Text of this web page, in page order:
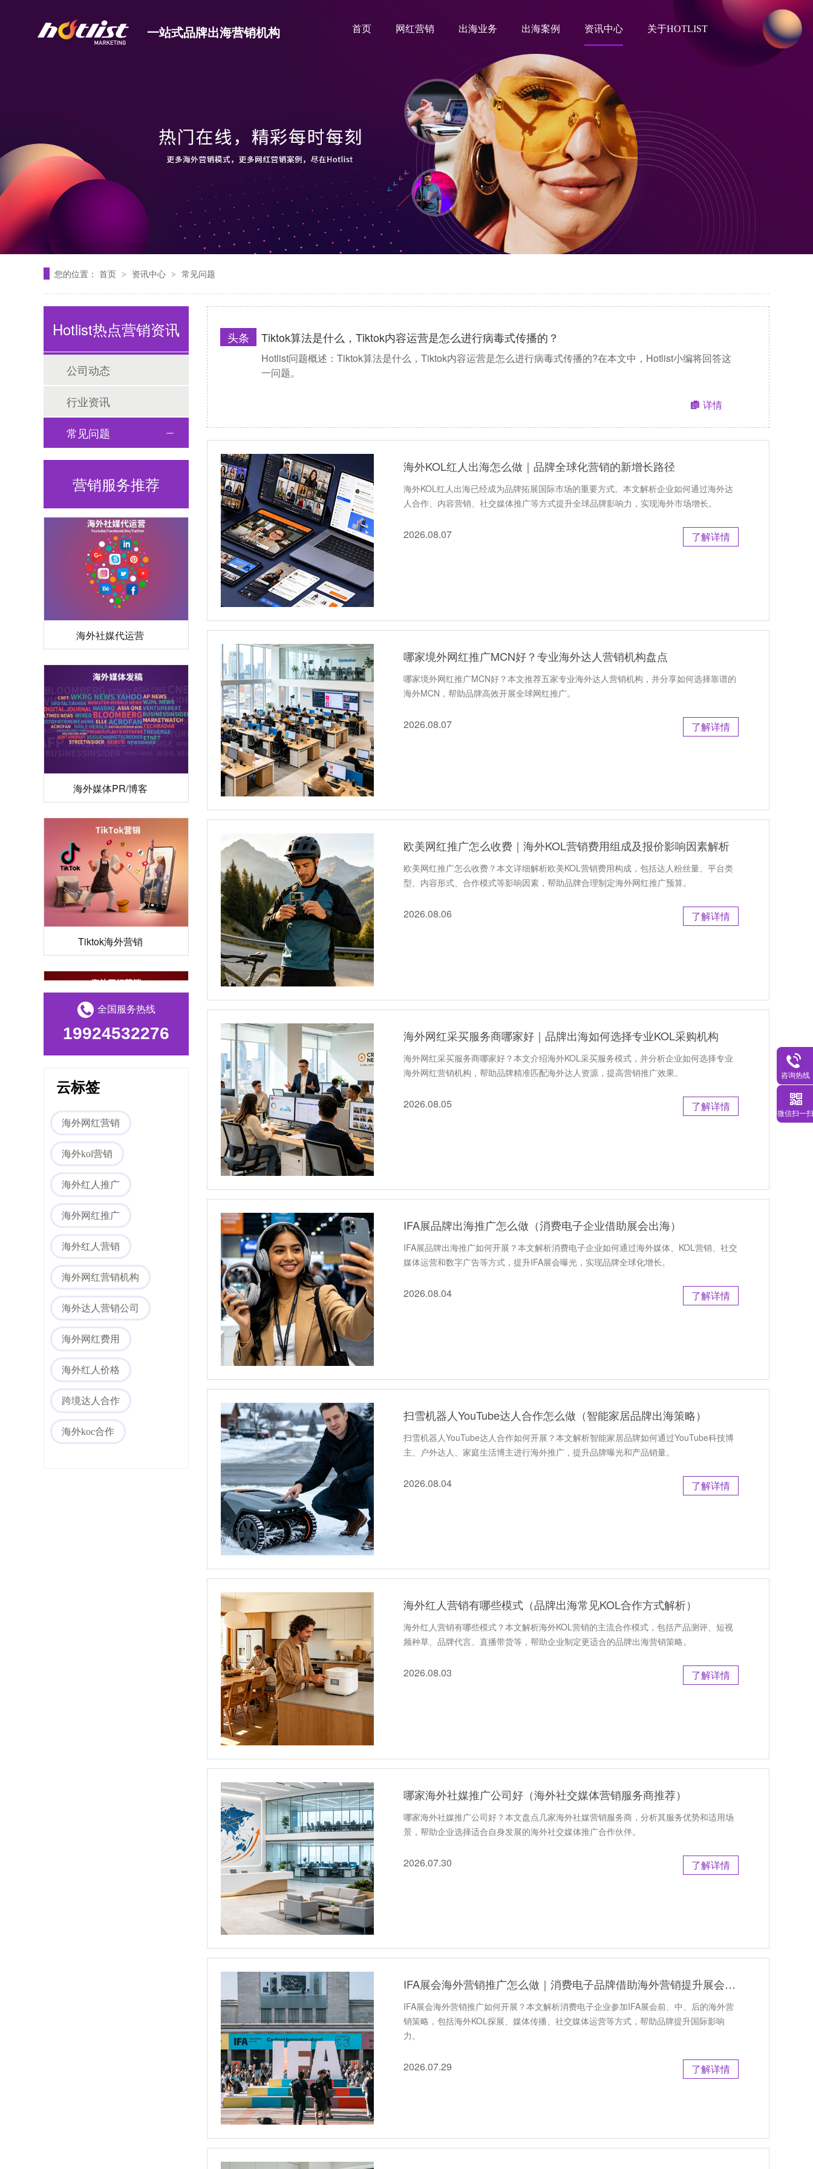
一站式品牌出海营销机构 首页 网红营销 出海业务 出海案例 资讯中心 关于HOTLIST
您的位置： 首页 > 资讯中心 > 常见问题
Tiktok算法是什么，Tiktok内容​运营是怎么进行病毒式传播的？
头条
Hotlist问题概述：Tiktok算法是什么，Tiktok内容运营是怎么进行病毒式传播的?在本文中，Hotlist小编将回答这
一问题。
详情
海外KOL红人出海怎么做｜品牌全球化营销的新增长路径
海外KOL红人出海已经成为品牌拓展国际市场的重要方式。本文解析企业如何通过海外达
人合作、内容营销、社交媒体推广等方式提升全球品牌影响力，实现海外市场增长。
2026.08.07 了解详情
哪家境外网红推广MCN好？专业海外达人营销机构盘点
哪家境外网红推广MCN好？本文推荐五家专业海外达人营销机构，并分享如何选择靠谱的
海外MCN，帮助品牌高效开展全球网红推广。
2026.08.07 了解详情
欧美网红推广怎么收费｜海外KOL营销费用组成及报价影响因素解析
欧美网红推广怎么收费？本文详细解析欧美KOL营销费用构成，包括达人粉丝量、平台类
型、内容形式、合作模式等影响因素，帮助品牌合理制定海外网红推广预算。
2026.08.06 了解详情
海外网红采买服务商哪家好｜品牌出海如何选择专业KOL采购机构
海外网红采买服务商哪家好？本文介绍海外KOL采买服务模式，并分析企业如何选择专业
海外网红营销机构，帮助品牌精准匹配海外达人资源，提高营销推广效果。
2026.08.05 了解详情
IFA展品牌出海推广怎么做（消费电子企业借助展会出海）
IFA展品牌出海推广如何开展？本文解析消费电子企业如何通过海外媒体、KOL营销、社交
媒体运营和数字广告等方式，提升IFA展会曝光，实现品牌全球化增长。
2026.08.04 了解详情
扫雪机器人YouTube达人合作怎么做（智能家居品牌出海策略）
扫雪机器人YouTube达人合作如何开展？本文解析智能家居品牌如何通过YouTube科技博
主、户外达人、家庭生活博主进行海外推广，提升品牌曝光和产品销量。
2026.08.04 了解详情
海外红人营销有哪些模式（品牌出海常见KOL合作方式解析）
海外红人营销有哪些模式？本文解析海外KOL营销的主流合作模式，包括产品测评、短视
频种草、品牌代言、直播带货等，帮助企业制定更适合的品牌出海营销策略。
2026.08.03 了解详情
哪家海外社媒推广公司好（海外社交媒体营销服务商推荐）
哪家海外社媒推广公司好？本文盘点几家海外社媒营销服务商，分析其服务优势和适用场
景，帮助企业选择适合自身发展的海外社交媒体推广合作伙伴。
2026.07.30 了解详情
IFA展会海外营销推广怎么做｜消费电子品牌借助海外营销提升展会影响力
IFA展会海外营销推广如何开展？本文解析消费电子企业参加IFA展会前、中、后的海外营
销策略，包括海外KOL探展、媒体传播、社交媒体运营等方式，帮助品牌提升国际影响
力。
2026.07.29 了解详情
Hotlist热点营销资讯
公司动态
行业资讯
常见问题
营销服务推荐
海外网红营销
海外社媒代运营
海外媒体PR/博客
Tiktok海外营销
海外网红营销
全国服务热线
19924532276
云标签
海外网红营销
海外kol营销
海外红人推广
海外网红推广
海外红人营销
海外网红营销机构
海外达人营销公司
海外网红费用
海外红人价格
跨境达人合作
海外koc合作
咨询热线
微信扫一扫